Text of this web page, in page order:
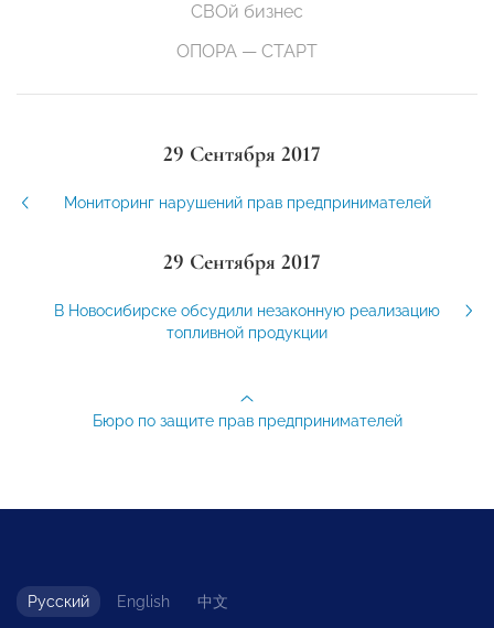
СВОй бизнес
ОПОРА — СТАРТ
29 Сентября 2017
Мониторинг нарушений прав предпринимателей
29 Сентября 2017
В Новосибирске обсудили незаконную реализацию
топливной продукции
Бюро по защите прав предпринимателей
Русский English 中文